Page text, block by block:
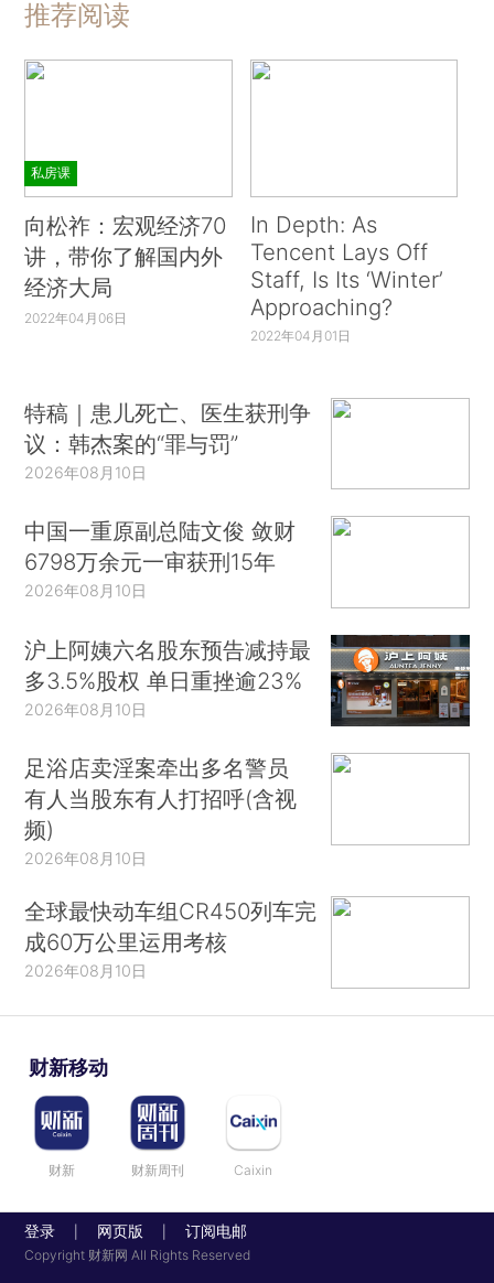
推荐阅读
私房课
向松祚：宏观经济70
讲，带你了解国内外
经济大局
2022年04月06日
In Depth: As
Tencent Lays Off
Staff, Is Its ‘Winter’
Approaching?
2022年04月01日
特稿｜患儿死亡、医生获刑争
议：韩杰案的“罪与罚”
2026年08月10日
中国一重原副总陆文俊 敛财
6798万余元一审获刑15年
2026年08月10日
沪上阿姨六名股东预告减持最
多3.5%股权 单日重挫逾23%
2026年08月10日
足浴店卖淫案牵出多名警员
有人当股东有人打招呼(含视
频)
2026年08月10日
全球最快动车组CR450列车完
成60万公里运用考核
2026年08月10日
财新移动
财新 财新周刊 Caixin
登录 网页版 订阅电邮
Copyright 财新网 All Rights Reserved